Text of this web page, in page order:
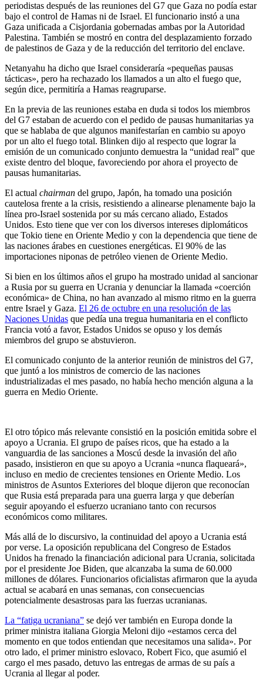
periodistas después de las reuniones del G7 que Gaza no podía estar
bajo el control de Hamas ni de Israel. El funcionario instó a una
Gaza unificada a Cisjordania gobernadas ambas por la Autoridad
Palestina. También se mostró en contra del desplazamiento forzado
de palestinos de Gaza y de la reducción del territorio del enclave.
Netanyahu ha dicho que Israel consideraría «pequeñas pausas
tácticas», pero ha rechazado los llamados a un alto el fuego que,
según dice, permitiría a Hamas reagruparse.
En la previa de las reuniones estaba en duda si todos los miembros
del G7 estaban de acuerdo con el pedido de pausas humanitarias ya
que se hablaba de que algunos manifestarían en cambio su apoyo
por un alto el fuego total. Blinken dijo al respecto que lograr la
emisión de un comunicado conjunto demuestra la “unidad real” que
existe dentro del bloque, favoreciendo por ahora el proyecto de
pausas humanitarias.
El actual chairman del grupo, Japón, ha tomado una posición
cautelosa frente a la crisis, resistiendo a alinearse plenamente bajo la
línea pro-Israel sostenida por su más cercano aliado, Estados
Unidos. Esto tiene que ver con los diversos intereses diplomáticos
que Tokio tiene en Oriente Medio y con la dependencia que tiene de
las naciones árabes en cuestiones energéticas. El 90% de las
importaciones niponas de petróleo vienen de Oriente Medio.
Si bien en los últimos años el grupo ha mostrado unidad al sancionar
a Rusia por su guerra en Ucrania y denunciar la llamada «coerción
económica» de China, no han avanzado al mismo ritmo en la guerra
entre Israel y Gaza. El 26 de octubre en una resolución de las
Naciones Unidas que pedía una tregua humanitaria en el conflicto
Francia votó a favor, Estados Unidos se opuso y los demás
miembros del grupo se abstuvieron.
El comunicado conjunto de la anterior reunión de ministros del G7,
que juntó a los ministros de comercio de las naciones
industrializadas el mes pasado, no había hecho mención alguna a la
guerra en Medio Oriente.
El otro tópico más relevante consistió en la posición emitida sobre el
apoyo a Ucrania. El grupo de países ricos, que ha estado a la
vanguardia de las sanciones a Moscú desde la invasión del año
pasado, insistieron en que su apoyo a Ucrania «nunca flaqueará»,
incluso en medio de crecientes tensiones en Oriente Medio. Los
ministros de Asuntos Exteriores del bloque dijeron que reconocían
que Rusia está preparada para una guerra larga y que deberían
seguir apoyando el esfuerzo ucraniano tanto con recursos
económicos como militares.
Más allá de lo discursivo, la continuidad del apoyo a Ucrania está
por verse. La oposición republicana del Congreso de Estados
Unidos ha frenado la financiación adicional para Ucrania, solicitada
por el presidente Joe Biden, que alcanzaba la suma de 60.000
millones de dólares. Funcionarios oficialistas afirmaron que la ayuda
actual se acabará en unas semanas, con consecuencias
potencialmente desastrosas para las fuerzas ucranianas.
La “fatiga ucraniana” se dejó ver también en Europa donde la
primer ministra italiana Giorgia Meloni dijo «estamos cerca del
momento en que todos entiendan que necesitamos una salida». Por
otro lado, el primer ministro eslovaco, Robert Fico, que asumió el
cargo el mes pasado, detuvo las entregas de armas de su país a
Ucrania al llegar al poder.